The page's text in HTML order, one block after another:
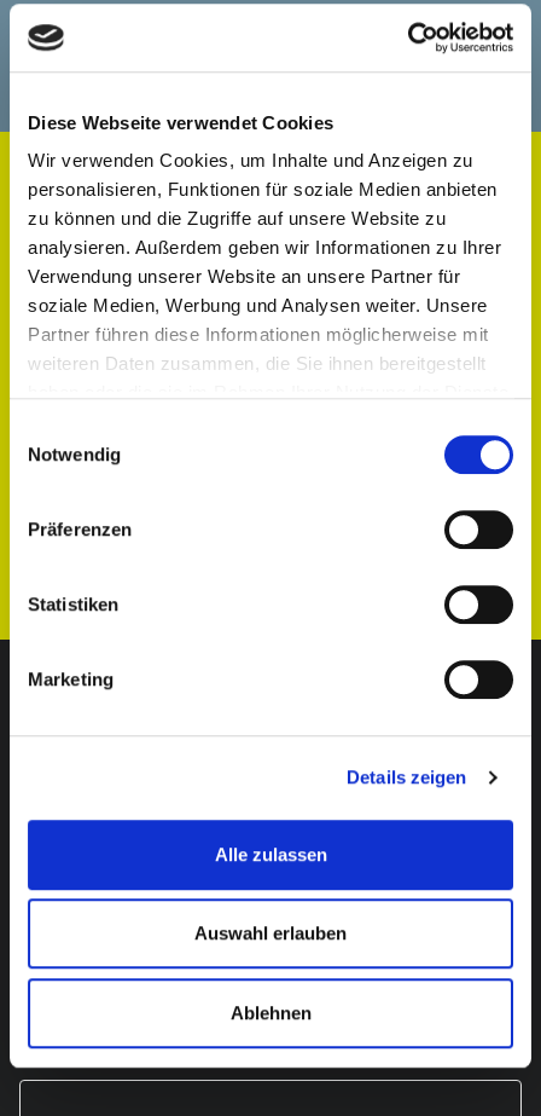
Diese Webseite verwendet Cookies
Wir verwenden Cookies, um Inhalte und Anzeigen zu
personalisieren, Funktionen für soziale Medien anbieten
zu können und die Zugriffe auf unsere Website zu
analysieren. Außerdem geben wir Informationen zu Ihrer
Verwendung unserer Website an unsere Partner für
soziale Medien, Werbung und Analysen weiter. Unsere
Partner führen diese Informationen möglicherweise mit
weiteren Daten zusammen, die Sie ihnen bereitgestellt
Notwendig
Präferenzen
Statistiken
Marketing
Details zeigen
Alle zulassen
Auswahl erlauben
Ablehnen
Was kostet dich das Modul
First Fit?
Buchung des Moduls Cross Matching kostenfrei
Wie geht es danach weiter?
Purpose Check
Grundvoraussetzung: Kompatibilität